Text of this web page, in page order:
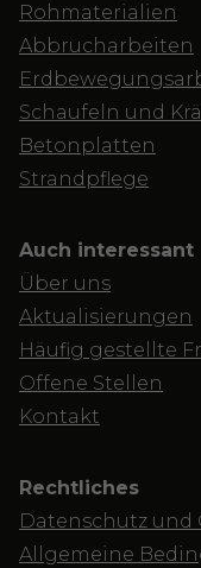
Rohmaterialien
Abbrucharbeiten
Schaufeln und
Betonplatten
Strandpflege
Auch interessant
Über uns
Aktualisierungen
Häufig gestellte
Offene Stellen
Kontakt
Rechtliches
Datenschutz und
Allgemeine